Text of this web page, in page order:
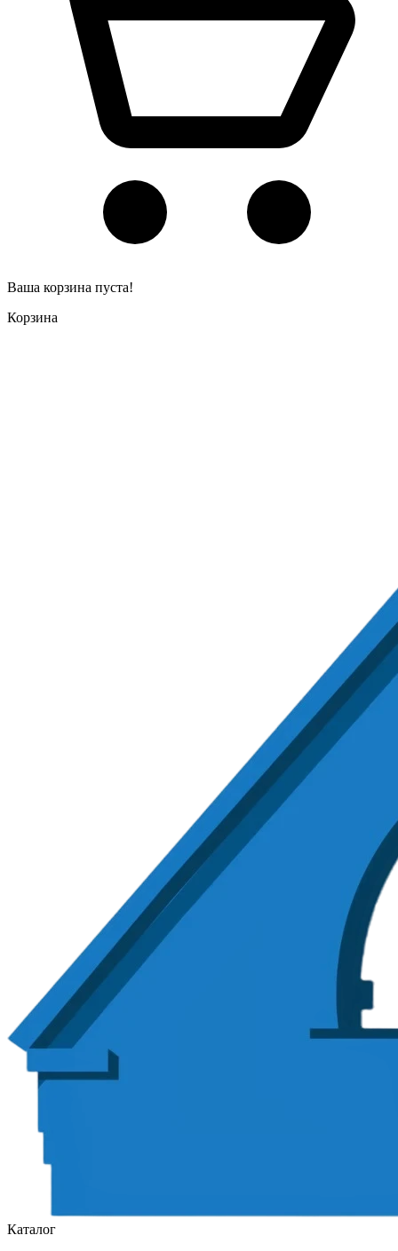
Ваша корзина пуста!
Корзина
Каталог